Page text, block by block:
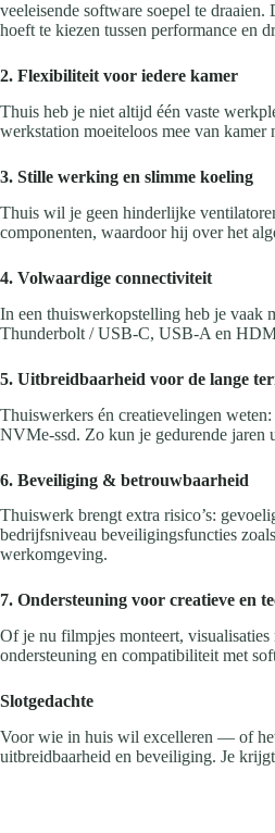
veeleisende software soepel te
hoeft te kiezen tussen performance en
2. Flexibiliteit voor iedere kamer
Thuis heb je niet altijd één vaste
werkstation moeiteloos mee van kamer
3. Stille werking en slimme koeling
Thuis wil je geen hinderlijke
componenten, waardoor hij over het
4. Volwaardige connectiviteit
In een thuiswerkopstelling heb je vaak
Thunderbolt / USB-C, USB-A en
5. Uitbreidbaarheid voor de lange
Thuiswerkers én creatievelingen
NVMe-ssd. Zo kun je gedurende jaren
6. Beveiliging & betrouwbaarheid
Thuiswerk brengt extra risico’s:
bedrijfsniveau beveiligingsfuncties
werkomgeving.
7. Ondersteuning voor creatieve en
Of je nu filmpjes monteert,
ondersteuning en compatibiliteit met
Slotgedachte
Voor wie in huis wil excelleren — of
uitbreidbaarheid en beveiliging. Je